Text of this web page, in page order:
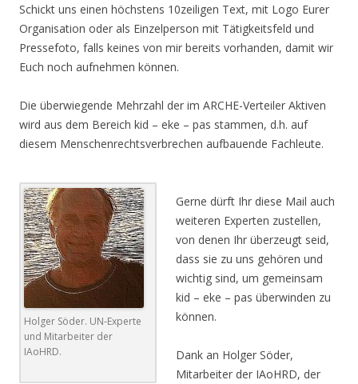
Schickt uns einen höchstens 10zeiligen Text, mit Logo Eurer
Organisation oder als Einzelperson mit Tätigkeitsfeld und
Pressefoto, falls keines von mir bereits vorhanden, damit wir
Euch noch aufnehmen können.
Die überwiegende Mehrzahl der im ARCHE-Verteiler Aktiven
wird aus dem Bereich kid – eke – pas stammen, d.h. auf
diesem Menschenrechtsverbrechen aufbauende Fachleute.
Holger Söder. UN-Experte
und Mitarbeiter der
IAoHRD.
Gerne dürft Ihr diese Mail auch
weiteren Experten zustellen,
von denen Ihr überzeugt seid,
dass sie zu uns gehören und
wichtig sind, um gemeinsam
kid – eke – pas überwinden zu
können.
Dank an Holger Söder,
Mitarbeiter der IAoHRD, der